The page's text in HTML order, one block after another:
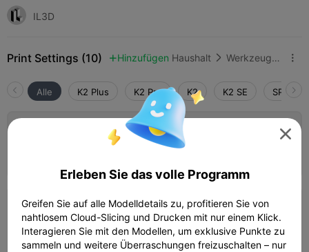
IL3D
Print Settings (10)  Hinzufügen Haushalt  Werkzeuge & Ersatzteile 
Alle K2 Plus K2 Pro K2 K2 SE SPARKX
0,2 mm Schicht, 2 Wände, 15 % Füllung
0,2 mm Schicht, 2 Wände, 15 % Füllung
 21m 05s  1 plates  6.75g

Erleben Sie das volle Programm
Greifen Sie auf alle Modelldetails zu, profitieren Sie von
nahtlosem Cloud-Slicing und Drucken mit nur einem Klick.
Interagieren Sie mit den Modellen, um exklusive Punkte zu
sammeln und weitere Überraschungen freizuschalten – nur